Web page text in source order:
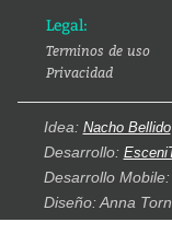
Legal:
Terminos de uso
Privacidad
Idea: Nacho Bellido
Desarrollo:
Desarrollo Mobile:
Diseño: Anna